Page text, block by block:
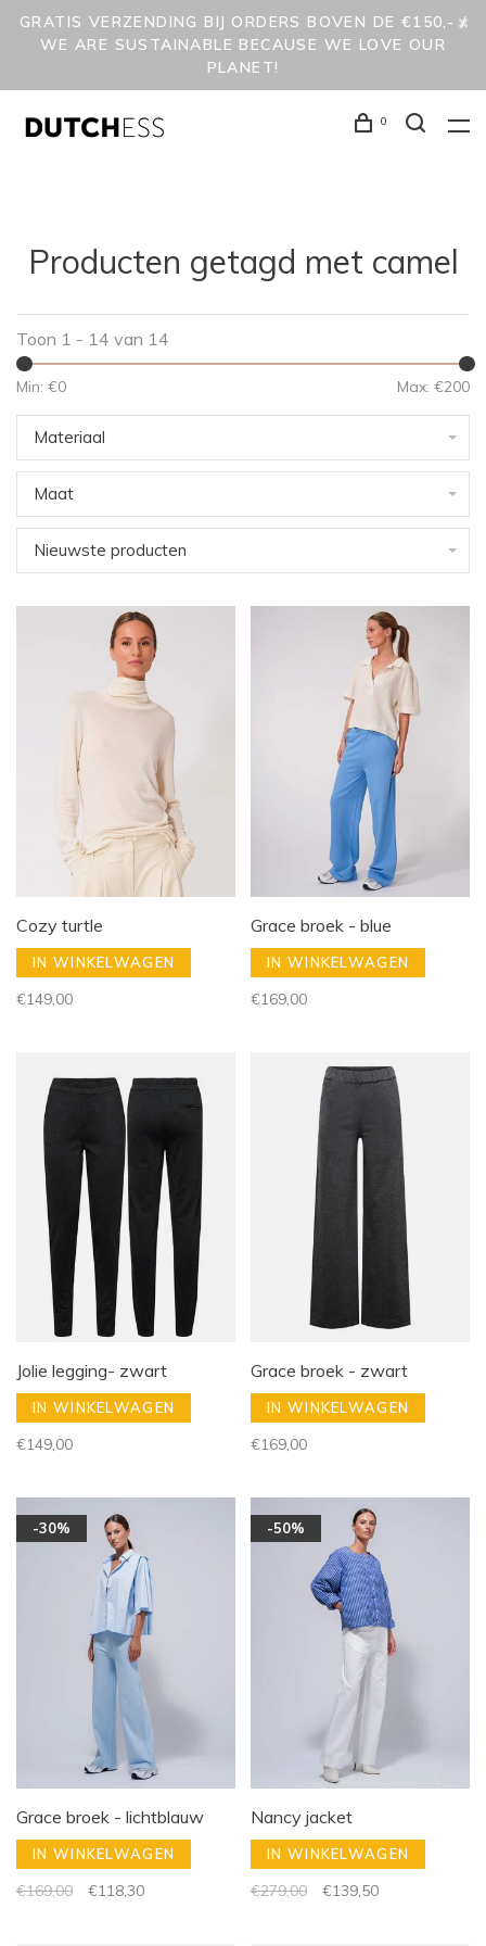
GRATIS VERZENDING BIJ ORDERS BOVEN DE €150,- /
WE ARE SUSTAINABLE BECAUSE WE LOVE OUR
PLANET!
0
Producten getagd met camel
Toon 1 - 14 van 14
Min: €0 Max: €200
Materiaal
Maat
Nieuwste producten
Cozy turtle
IN WINKELWAGEN
€149,00
Grace broek - blue
IN WINKELWAGEN
€169,00
Jolie legging- zwart
IN WINKELWAGEN
€149,00
Grace broek - zwart
IN WINKELWAGEN
€169,00
-30%
Grace broek - lichtblauw
IN WINKELWAGEN
€169,00 €118,30
-50%
Nancy jacket
IN WINKELWAGEN
€279,00 €139,50